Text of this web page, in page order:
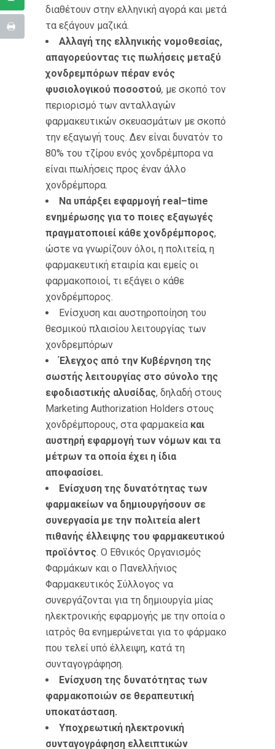
διαθέτουν στην ελληνική αγορά και μετά
τα εξάγουν μαζικά.
Αλλαγή της ελληνικής νομοθεσίας,
απαγορεύοντας τις πωλήσεις μεταξύ
χονδρεμπόρων πέραν ενός
φυσιολογικού ποσοστού, με σκοπό τον
περιορισμό των ανταλλαγών
φαρμακευτικών σκευασμάτων με σκοπό
την εξαγωγή τους. Δεν είναι δυνατόν το
80% του τζίρου ενός χονδρέμπορα να
είναι πωλήσεις προς έναν άλλο
χονδρέμπορα.
Να υπάρξει εφαρμογή real–time
ενημέρωσης για το ποιες εξαγωγές
πραγματοποιεί κάθε χονδρέμπορος,
ώστε να γνωρίζουν όλοι, η πολιτεία, η
φαρμακευτική εταιρία και εμείς οι
φαρμακοποιοί, τι εξάγει ο κάθε
χονδρέμπορος.
Ενίσχυση και αυστηροποίηση του
θεσμικού πλαισίου λειτουργίας των
χονδρεμπόρων
Έλεγχος από την Κυβέρνηση της
σωστής λειτουργίας στο σύνολο της
εφοδιαστικής αλυσίδας, δηλαδή στους
Marketing Authorization Holders στους
χονδρέμπορους, στα φαρμακεία και
αυστηρή εφαρμογή των νόμων και τα
μέτρων τα οποία έχει η ίδια
αποφασίσει.
Ενίσχυση της δυνατότητας των
φαρμακείων να δημιουργήσουν σε
συνεργασία με την πολιτεία alert
πιθανής έλλειψης του φαρμακευτικού
προϊόντος. Ο Εθνικός Οργανισμός
Φαρμάκων και ο Πανελλήνιος
Φαρμακευτικός Σύλλογος να
συνεργάζονται για τη δημιουργία μίας
ηλεκτρονικής εφαρμογής με την οποία ο
ιατρός θα ενημερώνεται για το φάρμακο
που τελεί υπό έλλειψη, κατά τη
συνταγογράφηση.
Ενίσχυση της δυνατότητας των
φαρμακοποιών σε θεραπευτική
υποκατάσταση.
Υποχρεωτική ηλεκτρονική
συνταγογράφηση ελλειπτικών